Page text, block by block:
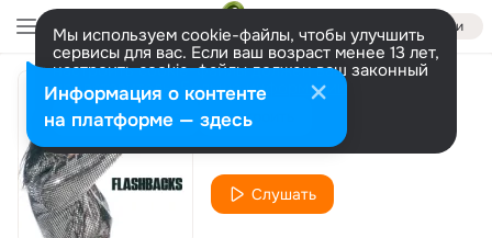
Войти
Мы используем cookie-файлы, чтобы улучшить
сервисы для вас. Если ваш возраст менее 13 лет,
настроить cookie-файлы должен ваш законный
представитель. Больше информации
Разрешить все Настроить
Flashbacks
INNA
Слушать
Информация о контенте
на платформе — здесь